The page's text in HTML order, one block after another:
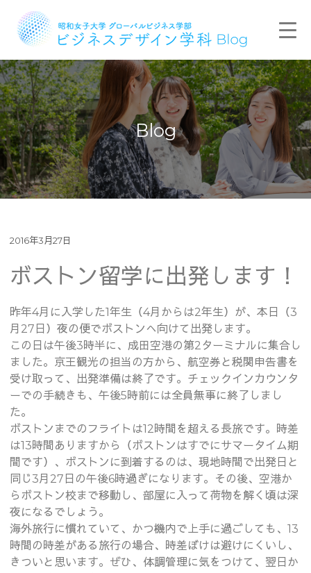
Blog
2016年3月27日
ボストン留学に出発します！
昨年4月に入学した1年生（4月からは2年生）が、本日（3
月27日）夜の便でボストンへ向けて出発します。
この日は午後3時半に、成田空港の第2ターミナルに集合し
ました。京王観光の担当の方から、航空券と税関申告書を
受け取って、出発準備は終了です。チェックインカウンタ
ーでの手続きも、午後5時前には全員無事に終了しまし
た。
ボストンまでのフライトは12時間を超える長旅です。時差
は13時間ありますから（ボストンはすでにサマータイム期
間です）、ボストンに到着するのは、現地時間で出発日と
同じ3月27日の午後6時過ぎになります。その後、空港か
らボストン校まで移動し、部屋に入って荷物を解く頃は深
夜になるでしょう。
海外旅行に慣れていて、かつ機内で上手に過ごしても、13
時間の時差がある旅行の場合、時差ぼけは避けにくいし、
きついと思います。ぜひ、体調管理に気をつけて、翌日か